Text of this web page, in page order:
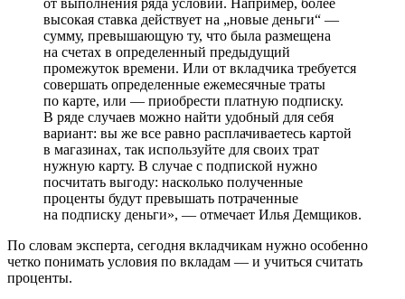
высокая ставка действует на „новые деньги“ —
сумму, превышающую ту, что была размещена
на счетах в определенный предыдущий
промежуток времени. Или от вкладчика требуется
совершать определенные ежемесячные траты
по карте, или — приобрести платную подписку.
В ряде случаев можно найти удобный для себя
вариант: вы же все равно расплачиваетесь картой
в магазинах, так используйте для своих трат
нужную карту. В случае с подпиской нужно
посчитать выгоду: насколько полученные
проценты будут превышать потраченные
на подписку деньги», — отмечает Илья Демщиков.
По словам эксперта, сегодня вкладчикам нужно особенно
четко понимать условия по вкладам — и учиться считать
проценты.